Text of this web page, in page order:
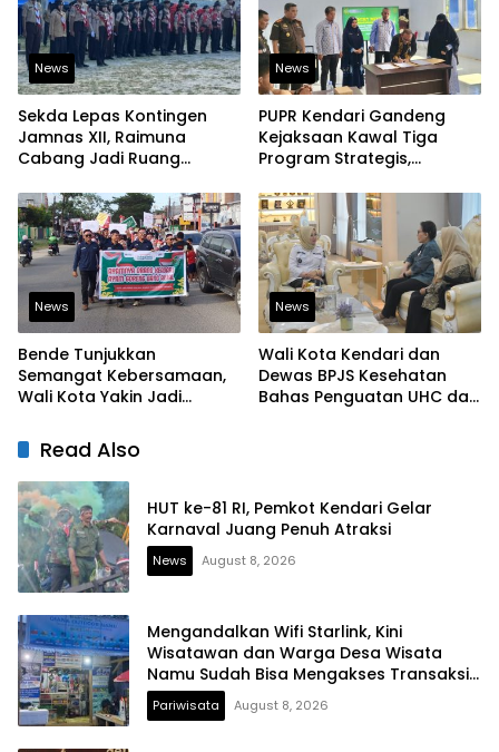
News
Sekda Lepas Kontingen
Jamnas XII, Raimuna
Cabang Jadi Ruang
dan Berjiwa Pemimpin
News
PUPR Kendari Gandeng
Kejaksaan Kawal Tiga
Program Strategis,
Bangun Infrastruktur
Berintegritas
News
Bende Tunjukkan
Semangat Kebersamaan,
Wali Kota Yakin Jadi
Lain
News
Wali Kota Kendari dan
Dewas BPJS Kesehatan
Bahas Penguatan UHC dan
Read Also
HUT ke-81 RI, Pemkot Kendari Gelar
Karnaval Juang Penuh Atraksi
News August 8, 2026
Mengandalkan Wifi Starlink, Kini
Wisatawan dan Warga Desa Wisata
Namu Sudah Bisa Mengakses Transaksi
Digital
Pariwisata August 8, 2026